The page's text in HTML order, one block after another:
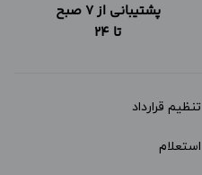
پشتیبانی از 7 صبح
تا 24
تنظیم قرارداد
استعلام